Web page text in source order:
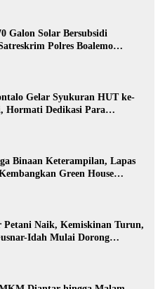
Galon Solar Bersubsidi
Polres Boalemo
Gelar Syukuran HUT ke-
Hormati Dedikasi Para
Binaan Keterampilan, Lapas
Green House
Petani Naik, Kemiskinan Turun,
Idah Mulai Dorong